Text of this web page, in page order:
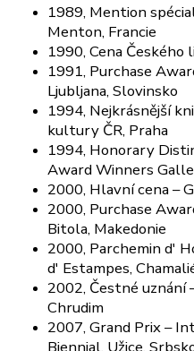
1989, Mention
Menton, Francie
1990, Cena
1991, Purchase
Ljubljana, Slovinsko
1994, Nejkrásnější
kultury ČR, Praha
1994, Honorary
Award Winners
2000, Hlavní cena –
2000, Purchase
Bitola, Makedonie
2000, Parchemin d'
d' Estampes,
2002, Čestné uznání
Chrudim
2007, Grand Prix –
Biennial, Užice,